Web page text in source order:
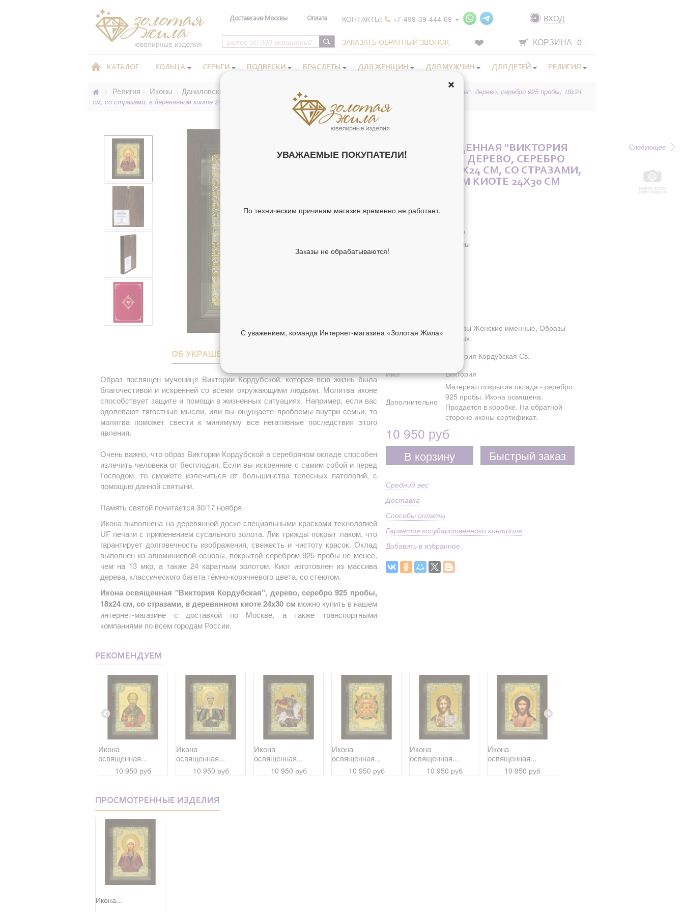
Доставка из Москвы Оплата КОНТАКТЫ: +7-499-39-444-69
ЗАКАЗАТЬ ОБРАТНЫЙ ЗВОНОК
ВХОД
КОРЗИНА 0
КАТАЛОГ КОЛЬЦА СЕРЬГИ ПОДВЕСКИ БРАСЛЕТЫ ДЛЯ ЖЕНЩИН ДЛЯ МУЖЧИН ДЛЯ ДЕТЕЙ РЕЛИГИЯ
Религия Иконы Даниловские иконы в серебряном окладе
Икона освященная "Виктория Кордубская", дерево, серебро 925 пробы, 18x24
см, со стразами, в деревянном киоте 24x30 см
Следующее
ОБ УКРАШЕНИИ
Образ посвящен мученице Виктории Кордубской, которая всю жизнь была
благочестивой и искренней со всеми окружающими людьми. Молитва иконе
способствует защите и помощи в жизненных ситуациях. Например, если вас
одолевают тягостные мысли, или вы ощущаете проблемы внутри семьи, то
молитва поможет свести к минимуму все негативные последствия этого
явления.
Очень важно, что образ Виктории Кордубской в серебряном окладе способен
излечить человека от бесплодия. Если вы искренние с самим собой и перед
Господом, то сможете излечиться от большинства телесных патологий, с
помощью данной святыни.
Память святой почитается 30/17 ноября.
Икона выполнена на деревянной доске специальными красками технологией
UF печати с применением сусального золота. Лик трижды покрыт лаком, что
гарантирует долговечность изображения, свежесть и чистоту красок. Оклад
выполнен из алюминиевой основы, покрытой серебром 925 пробы не менее,
чем на 13 мкр, а также 24 каратным золотом. Киот изготовлен из массива
дерева, классического багета тёмно-коричневого цвета, со стеклом.
Икона освященная "Виктория Кордубская", дерево, серебро 925 пробы,
18x24 см, со стразами, в деревянном киоте 24x30 см можно купить в нашем
интернет-магазине с доставкой по Москве, а также транспортными
компаниями по всем городам России.
ИКОНА ОСВЯЩЕННАЯ "ВИКТОРИЯ
КОРДУБСКАЯ", ДЕРЕВО, СЕРЕБРО
925 ПРОБЫ, 18X24 СМ, СО СТРАЗАМИ,
В ДЕРЕВЯННОМ КИОТЕ 24X30 СМ
Артикул 172072
Икона
Стразы
Ширина, см
Образы по
лику
Образы Женские именные, Образы
Святых
Виктория Кордубская Св.
Имя
Виктория
Дополнительно
Материал покрытия оклада - серебро
925 пробы. Икона освящена.
Продается в коробке. На обратной
стороне иконы сертификат.
10 950 руб
В корзину Быстрый заказ
Средний вес
Доставка
Способы оплаты
Гарантия государственного контроля
Добавить в избранное
РЕКОМЕНДУЕМ
Икона
освященная...
10 950 руб
Икона
освященная...
10 950 руб
Икона
освященная...
10 950 руб
Икона
освященная...
10 950 руб
Икона
освященная...
10 950 руб
Икона
освященная...
10 950 руб
ПРОСМОТРЕННЫЕ ИЗДЕЛИЯ
Икона...
УВАЖАЕМЫЕ ПОКУПАТЕЛИ!
По техническим причинам магазин временно не работает.
Заказы не обрабатываются!
С уважением, команда Интернет-магазина «Золотая Жила»